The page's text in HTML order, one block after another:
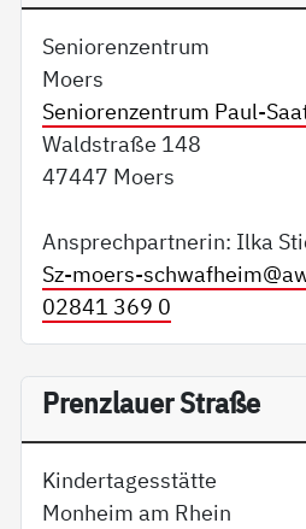
Seniorenzentrum
Moers
Seniorenzentrum Paul-
Waldstraße 148
47447 Moers
Ansprechpartnerin: Ilka
Sz-moers-schwafheim@
02841 369 0
Prenzlauer Straße
Kindertagesstätte
Monheim am Rhein